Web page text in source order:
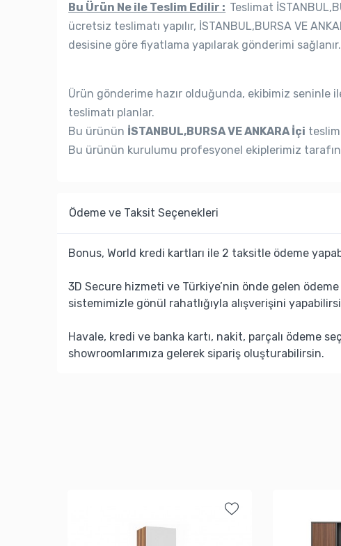
Bu Ürün Ne ile Teslim Edilir : Teslimat
ücretsiz teslimatı yapılır, İSTANBUL,BURSA VE
desisine göre fiyatlama yapılarak gönderimi sağlanır.
Ürün gönderime hazır olduğunda, ekibimiz
teslimatı planlar.
Bu ürünün İSTANBUL,BURSA VE ANKARA İçi
Bu ürünün kurulumu profesyonel ekiplerimiz
Ödeme ve Taksit Seçenekleri
Bonus, World kredi kartları ile 2 taksitle ödeme
3D Secure hizmeti ve Türkiye’nin önde gelen
sistemimizle gönül rahatlığıyla alışverişini
Havale, kredi ve banka kartı, nakit, parçalı ödeme
showroomlarımıza gelerek sipariş oluşturabilirsin.